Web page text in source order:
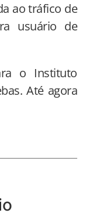
ao tráfico de
usuário de
o Instituto
Até agora